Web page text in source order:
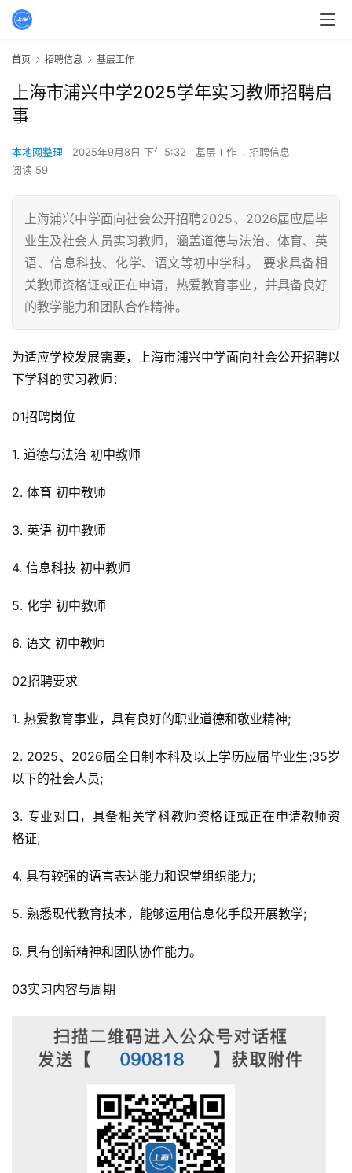
首页 招聘信息 基层工作
上海市浦兴中学2025学年实习教师招聘启
事
本地网整理 2025年9月8日 下午5:32 基层工作 , 招聘信息
阅读 59
上海浦兴中学面向社会公开招聘2025、2026届应届毕
业生及社会人员实习教师，涵盖道德与法治、体育、英
语、信息科技、化学、语文等初中学科。 要求具备相
关教师资格证或正在申请，热爱教育事业，并具备良好
的教学能力和团队合作精神。
为适应学校发展需要，上海市浦兴中学面向社会公开招聘以
下学科的实习教师：
01招聘岗位
1. 道德与法治 初中教师
2. 体育 初中教师
3. 英语 初中教师
4. 信息科技 初中教师
5. 化学 初中教师
6. 语文 初中教师
02招聘要求
1. 热爱教育事业，具有良好的职业道德和敬业精神;
2. 2025、2026届全日制本科及以上学历应届毕业生;35岁
以下的社会人员;
3. 专业对口，具备相关学科教师资格证或正在申请教师资
格证;
4. 具有较强的语言表达能力和课堂组织能力;
5. 熟悉现代教育技术，能够运用信息化手段开展教学;
6. 具有创新精神和团队协作能力。
03实习内容与周期